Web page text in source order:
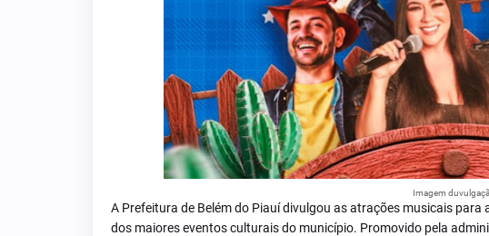
Imagem
A Prefeitura de Belém do Piauí divulgou as atrações musicais
dos maiores eventos culturais do município. Promovido pela